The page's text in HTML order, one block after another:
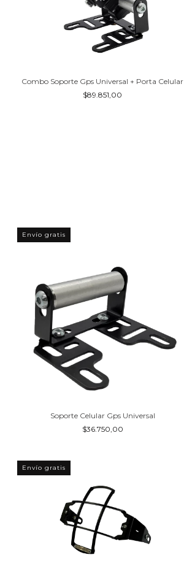
Combo Soporte Gps Universal + Porta Celular
$89.851,00
Envío gratis
Soporte Celular Gps Universal
$36.750,00
Envío gratis